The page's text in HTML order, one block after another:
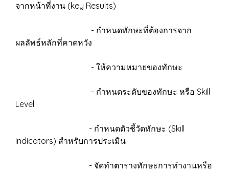
จากหน้าที่งาน (key Results)
- กำหนดทักษะที่ต้องการจาก
ผลลัพธ์หลักที่คาดหวัง
- ให้ความหมายของทักษะ
- กำหนดระดับของทักษะ หรือ Skill
Level
- กำหนดตัวชี้วัดทักษะ (Skill
Indicators) สำหรับการประเมิน
- จัดทำตารางทักษะการทำงานหรือ